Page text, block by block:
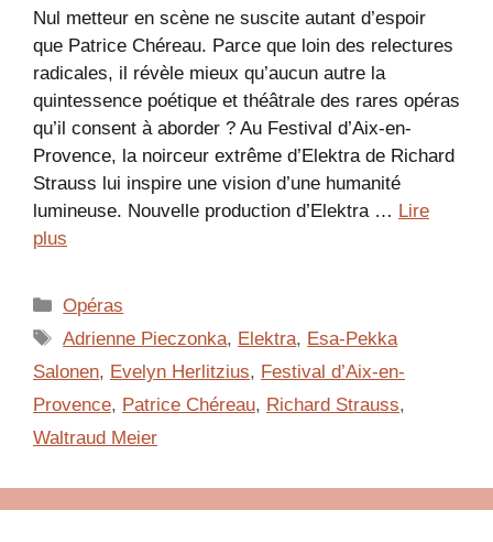
Nul metteur en scène ne suscite autant d’espoir
que Patrice Chéreau. Parce que loin des relectures
radicales, il révèle mieux qu’aucun autre la
quintessence poétique et théâtrale des rares opéras
qu’il consent à aborder ? Au Festival d’Aix-en-
Provence, la noirceur extrême d’Elektra de Richard
Strauss lui inspire une vision d’une humanité
lumineuse. Nouvelle production d’Elektra … Lire
plus
Catégories
Opéras
Étiquettes
Adrienne Pieczonka, Elektra, Esa-Pekka
Salonen, Evelyn Herlitzius, Festival d’Aix-en-
Provence, Patrice Chéreau, Richard Strauss,
Waltraud Meier